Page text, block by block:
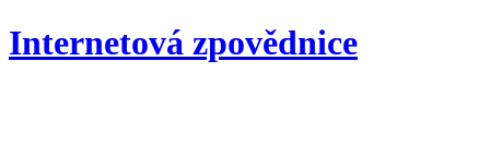
Internetová zpovědnice